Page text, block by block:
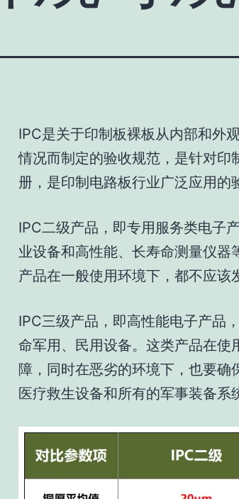
IPC是关于印制板裸板从内部和外
情况而制定的验收规范，是针对印
册，是印制电路板行业广泛应用的
IPC二级产品，即专用服务类电子
业设备和高性能、长寿命测量仪
产品在一般使用环境下，都不应该
IPC三级产品，即高性能电子产品
命军用、民用设备。这类产品在使
障，同时在恶劣的环境下，也要确
医疗救生设备和所有的军事装备系